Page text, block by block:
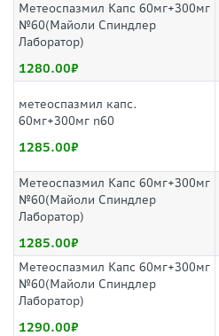
Метеоспазмил Капс 60мг+300мг
№60(Майоли Спиндлер
Лаборатор)
1280.00
метеоспазмил капс.
60мг+300мг n60
1285.00
Метеоспазмил Капс 60мг+300мг
№60(Майоли Спиндлер
Лаборатор)
1285.00
Метеоспазмил Капс 60мг+300мг
№60(Майоли Спиндлер
Лаборатор)
1290.00